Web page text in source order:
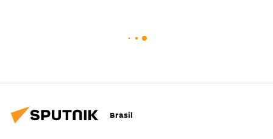
Brasil